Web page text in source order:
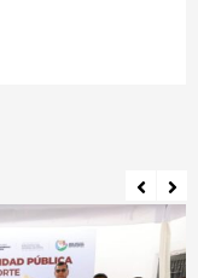
académica en